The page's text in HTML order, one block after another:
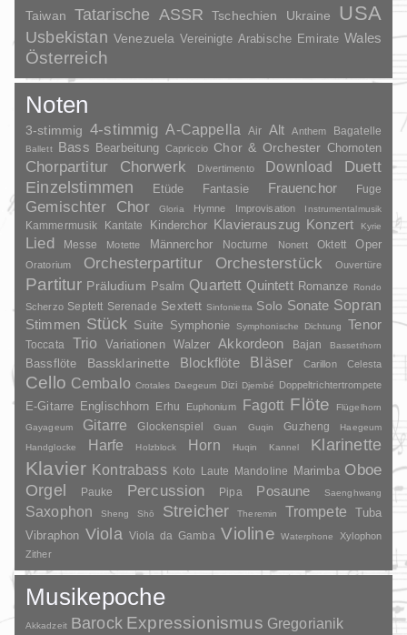
Taiwan Tatarische ASSR Tschechien Ukraine USA
Usbekistan Venezuela Vereinigte Arabische Emirate Wales
Österreich
Noten
3-stimmig 4-stimmig A-Cappella Air Alt Anthem Bagatelle
Ballett Bass Bearbeitung Capriccio Chor & Orchester Chornoten
Chorpartitur Chorwerk Divertimento Download
Duett
Einzelstimmen
Etüde Fantasie Frauenchor Fuge
Gemischter Chor Gloria Hymne Improvisation Instrumentalmusik
Kammermusik Kantate Kinderchor Klavierauszug Konzert Kyrie
Lied Messe Motette Männerchor Nocturne Nonett Oktett Oper
Oratorium Orchesterpartitur Orchesterstück Ouvertüre
Partitur Präludium Psalm Quartett Quintett Romanze Rondo
Scherzo Septett Serenade Sextett Sinfonietta Solo Sonate Sopran
Stimmen Stück Suite Symphonie Symphonische Dichtung Tenor
Toccata Trio Variationen Walzer Akkordeon Bajan Bassetthorn
Bassflöte Bassklarinette Blockflöte Bläser Carillon Celesta
Cello Cembalo Crotales Daegeum Dizi Djembé Doppeltrichtertrompete
E-Gitarre Englischhorn Erhu Euphonium Fagott Flöte
Flügelhorn
Gayageum
Gitarre Glockenspiel Guan Guqin Guzheng
Haegeum
Handglocke
Harfe Holzblock Horn Huqin Kannel Klarinette
Klavier Kontrabass Koto Laute Mandoline Marimba Oboe
Orgel Pauke Percussion Pipa Posaune Saenghwang
Saxophon Sheng Shō Streicher Theremin Trompete
Tuba
Vibraphon Viola Viola da Gamba Violine Waterphone
Xylophon
Zither
Musikepoche
Akkadzeit Barock Expressionismus Gregorianik